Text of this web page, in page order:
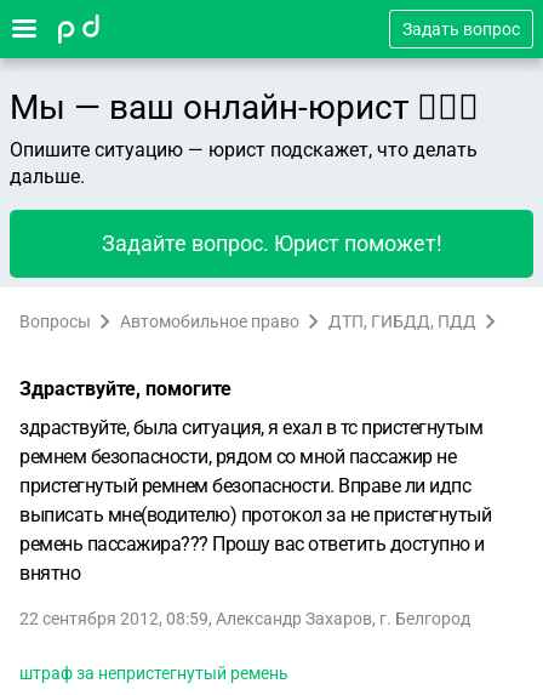
Задать вопрос
Мы — ваш онлайн-юрист 👨🏻‍⚖️
Опишите ситуацию — юрист подскажет, что делать
дальше.
Задайте вопрос. Юрист поможет!
Вопросы Автомобильное право ДТП, ГИБДД, ПДД
Здраствуйте, помогите
здраствуйте, была ситуация, я ехал в тс пристегнутым
ремнем безопасности, рядом со мной пассажир не
пристегнутый ремнем безопасности. Вправе ли идпс
выписать мне(водителю) протокол за не пристегнутый
ремень пассажира??? Прошу вас ответить доступно и
внятно
22 сентября 2012, 08:59, Александр Захаров, г. Белгород
штраф за непристегнутый ремень